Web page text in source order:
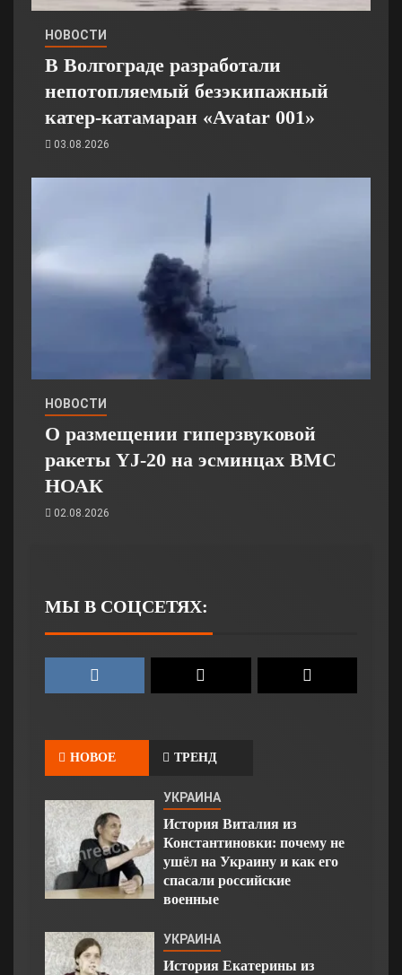
НОВОСТИ
В Волгограде разработали
непотопляемый безэкипажный
катер-катамаран «Avatar 001»
03.08.2026
НОВОСТИ
О размещении гиперзвуковой
ракеты YJ-20 на эсминцах ВМС
НОАК
02.08.2026
МЫ В СОЦСЕТЯХ:
НОВОЕ ТРЕНД
УКРАИНА
История Виталия из
Константиновки: почему не
ушёл на Украину и как его
спасали российские
военные
УКРАИНА
История Екатерины из